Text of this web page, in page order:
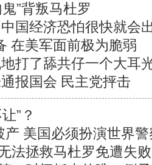
”背叛马杜罗
国经济恐怕很快就会
在美军面前极为脆弱
打了舔共仔一个大耳
报国会 民主党抨击
”？
产 美国必须扮演世界警
法拯救马杜罗免遭失败